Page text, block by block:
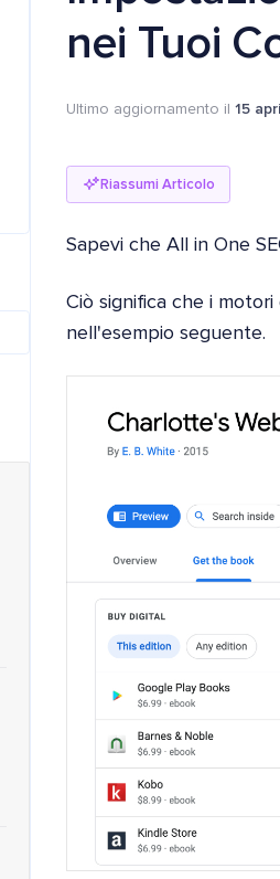
nei Tuoi
Ultimo aggiornamento il 15
Riassumi Articolo
Sapevi che All in One
Ciò significa che i
nell'esempio seguente.